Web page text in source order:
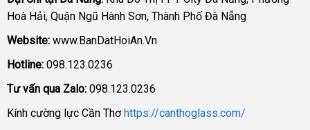
Hoà Hải, Quận Ngũ Hành Sơn, Thành Phố Đà Nẵng
Website:www.BanDatHoiAn.Vn
Hotline:098.123.0236
Tư vấn qua Zalo:098.123.0236
Kính cường lực Cần Thơhttps://canthoglass.com/